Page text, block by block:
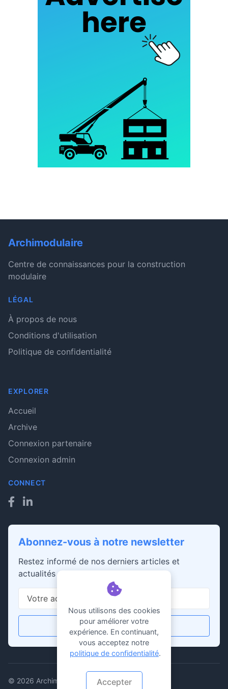
Archimodulaire
Centre de connaissances pour la construction
modulaire
LÉGAL
À propos de nous
Conditions d'utilisation
Politique de confidentialité
EXPLORER
Accueil
Archive
Connexion partenaire
Connexion admin
CONNECT
Abonnez-vous à notre newsletter
Restez informé de nos derniers articles et
actualités
S'abonner
© 2026 Archimodulaire. Tous droits réservés.
Nous utilisons des cookies
pour améliorer votre
expérience. En continuant,
vous acceptez notre
politique de confidentialité.
Accepter